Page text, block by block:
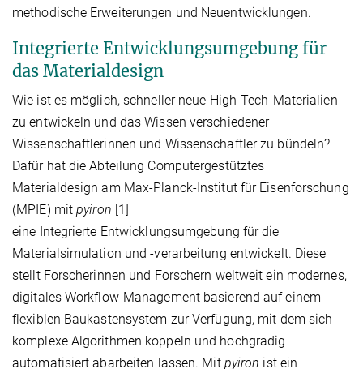
methodische Erweiterungen und Neuentwicklungen.
Integrierte Entwicklungsumgebung für
das Materialdesign
Wie ist es möglich, schneller neue High-Tech-Materialien
zu entwickeln und das Wissen verschiedener
Wissenschaftlerinnen und Wissenschaftler zu bündeln?
Dafür hat die Abteilung Computergestütztes
Materialdesign am Max-Planck-Institut für Eisenforschung
(MPIE) mitpyiron [1]
eine Integrierte Entwicklungsumgebung für die
Materialsimulation und -verarbeitung entwickelt. Diese
stellt Forscherinnen und Forschern weltweit ein modernes,
digitales Workflow-Management basierend auf einem
flexiblen Baukastensystem zur Verfügung, mit dem sich
komplexe Algorithmen koppeln und hochgradig
automatisiert abarbeiten lassen. Mit pyiron ist ein